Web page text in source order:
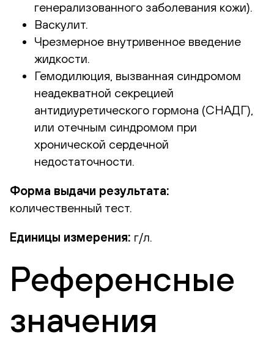
генерализованного заболевания кожи).
Васкулит.
Чрезмерное внутривенное введение
жидкости.
Гемодилюция, вызванная синдромом
неадекватной секрецией
антидиуретического гормона (СНАДГ),
или отечным синдромом при
хронической сердечной
недостаточности.
Форма выдачи результата:
количественный тест.
Единицы измерения: г/л.
Референсные
значения